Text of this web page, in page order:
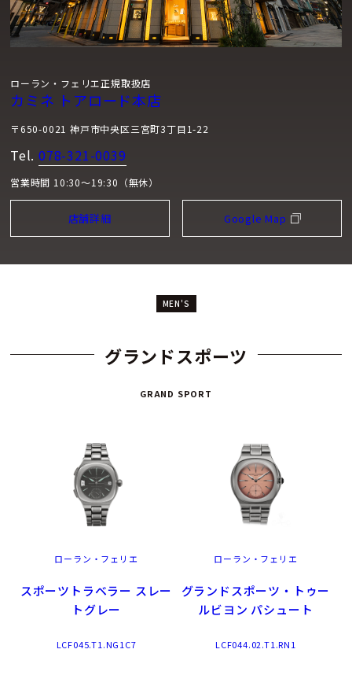
ローラン・フェリエ正規取扱店
カミネ トアロード本店
〒650-0021 神戸市中央区三宮町3丁目1-22
Tel. 078-321-0039
営業時間 10:30～19:30（無休）
店舗詳細 Google Map
MEN'S
グランドスポーツ
GRAND SPORT
ローラン・フェリエ
スポーツトラベラー スレー
トグレー
LCF045.T1.NG1C7
ローラン・フェリエ
グランドスポーツ・トゥー
ルビヨン パシュート
LCF044.02.T1.RN1